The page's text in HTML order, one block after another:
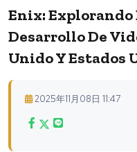
Enix: Explorando
Desarrollo De
Unido Y Estados
2025年11月08日 11:47